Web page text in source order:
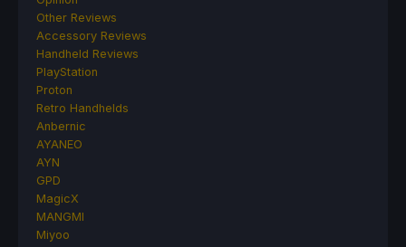
Other Reviews
Accessory Reviews
Handheld Reviews
PlayStation
Proton
Retro Handhelds
Anbernic
AYANEO
AYN
GPD
MagicX
MANGMI
Miyoo